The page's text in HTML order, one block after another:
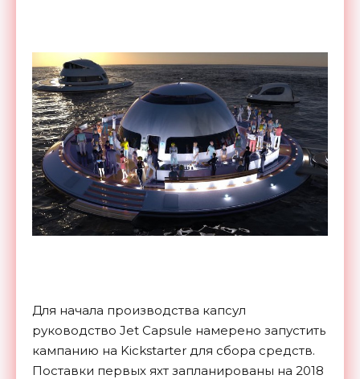
Для начала производства капсул
руководство Jet Capsule намерено запустить
кампанию на Kickstarter для сбора средств.
Поставки первых яхт запланированы на 2018